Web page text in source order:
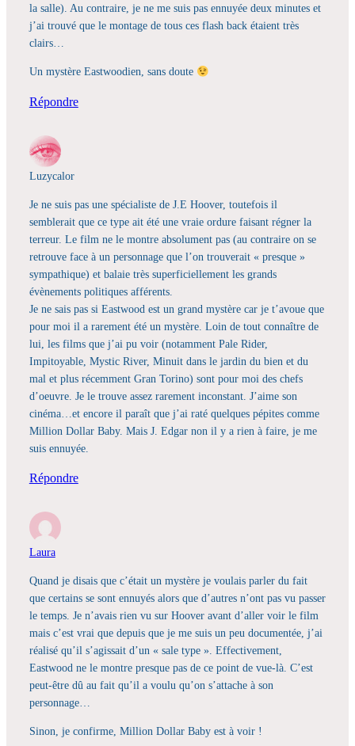
la salle). Au contraire, je ne me suis pas ennuyée deux minutes et
j’ai trouvé que le montage de tous ces flash back étaient très
clairs…
Un mystère Eastwoodien, sans doute
Répondre
Luzycalor
Je ne suis pas une spécialiste de J.E Hoover, toutefois il
semblerait que ce type ait été une vraie ordure faisant régner la
terreur. Le film ne le montre absolument pas (au contraire on se
retrouve face à un personnage que l’on trouverait « presque »
sympathique) et balaie très superficiellement les grands
évènements politiques afférents.
Je ne sais pas si Eastwood est un grand mystère car je t’avoue que
pour moi il a rarement été un mystère. Loin de tout connaître de
lui, les films que j’ai pu voir (notamment Pale Rider,
Impitoyable, Mystic River, Minuit dans le jardin du bien et du
mal et plus récemment Gran Torino) sont pour moi des chefs
d’oeuvre. Je le trouve assez rarement inconstant. J’aime son
cinéma…et encore il paraît que j’ai raté quelques pépites comme
Million Dollar Baby. Mais J. Edgar non il y a rien à faire, je me
suis ennuyée.
Répondre
Laura
Quand je disais que c’était un mystère je voulais parler du fait
que certains se sont ennuyés alors que d’autres n’ont pas vu passer
le temps. Je n’avais rien vu sur Hoover avant d’aller voir le film
mais c’est vrai que depuis que je me suis un peu documentée, j’ai
réalisé qu’il s’agissait d’un « sale type ». Effectivement,
Eastwood ne le montre presque pas de ce point de vue-là. C’est
peut-être dû au fait qu’il a voulu qu’on s’attache à son
personnage…
Sinon, je confirme, Million Dollar Baby est à voir !